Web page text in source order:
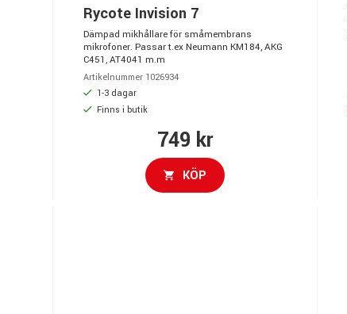
Rycote Invision 7
Dämpad mikhållare för småmembrans
mikrofoner. Passar t.ex Neumann KM184, AKG
C451, AT4041 m.m
Artikelnummer 1026934
1-3 dagar
Finns i butik
749 kr
KÖP